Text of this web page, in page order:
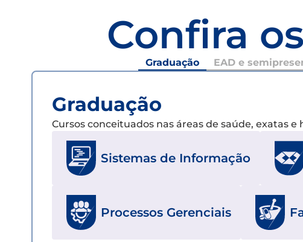
Confira
Graduação EAD e
Graduação
Cursos conceituados nas áreas de saúde, exatas e
Sistemas de Informação
Processos Gerenciais